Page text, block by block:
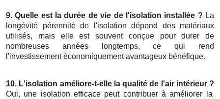
9. Quelle est la durée de vie de l'isolation installée ? La
longévité pérennité de l'isolation dépend des matériaux
utilisés, mais elle est souvent conçue pour durer de
nombreuses années longtemps, ce qui rend
l'investissement économiquement avantageux bénéfique.
10. L'isolation améliore-t-elle la qualité de l'air intérieur ?
Oui, une isolation efficace peut contribuer à améliorer la